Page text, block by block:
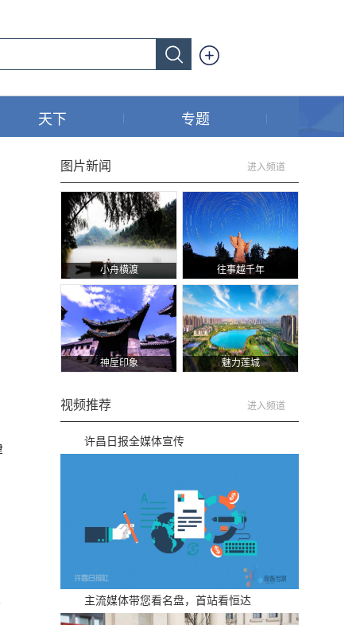
天下 专题
图片新闻 进入频道
小舟横渡 往事越千年
神垕印象 魅力莲城
视频推荐 进入频道
许昌日报全媒体宣传
主流媒体带您看名盘，首站看恒达